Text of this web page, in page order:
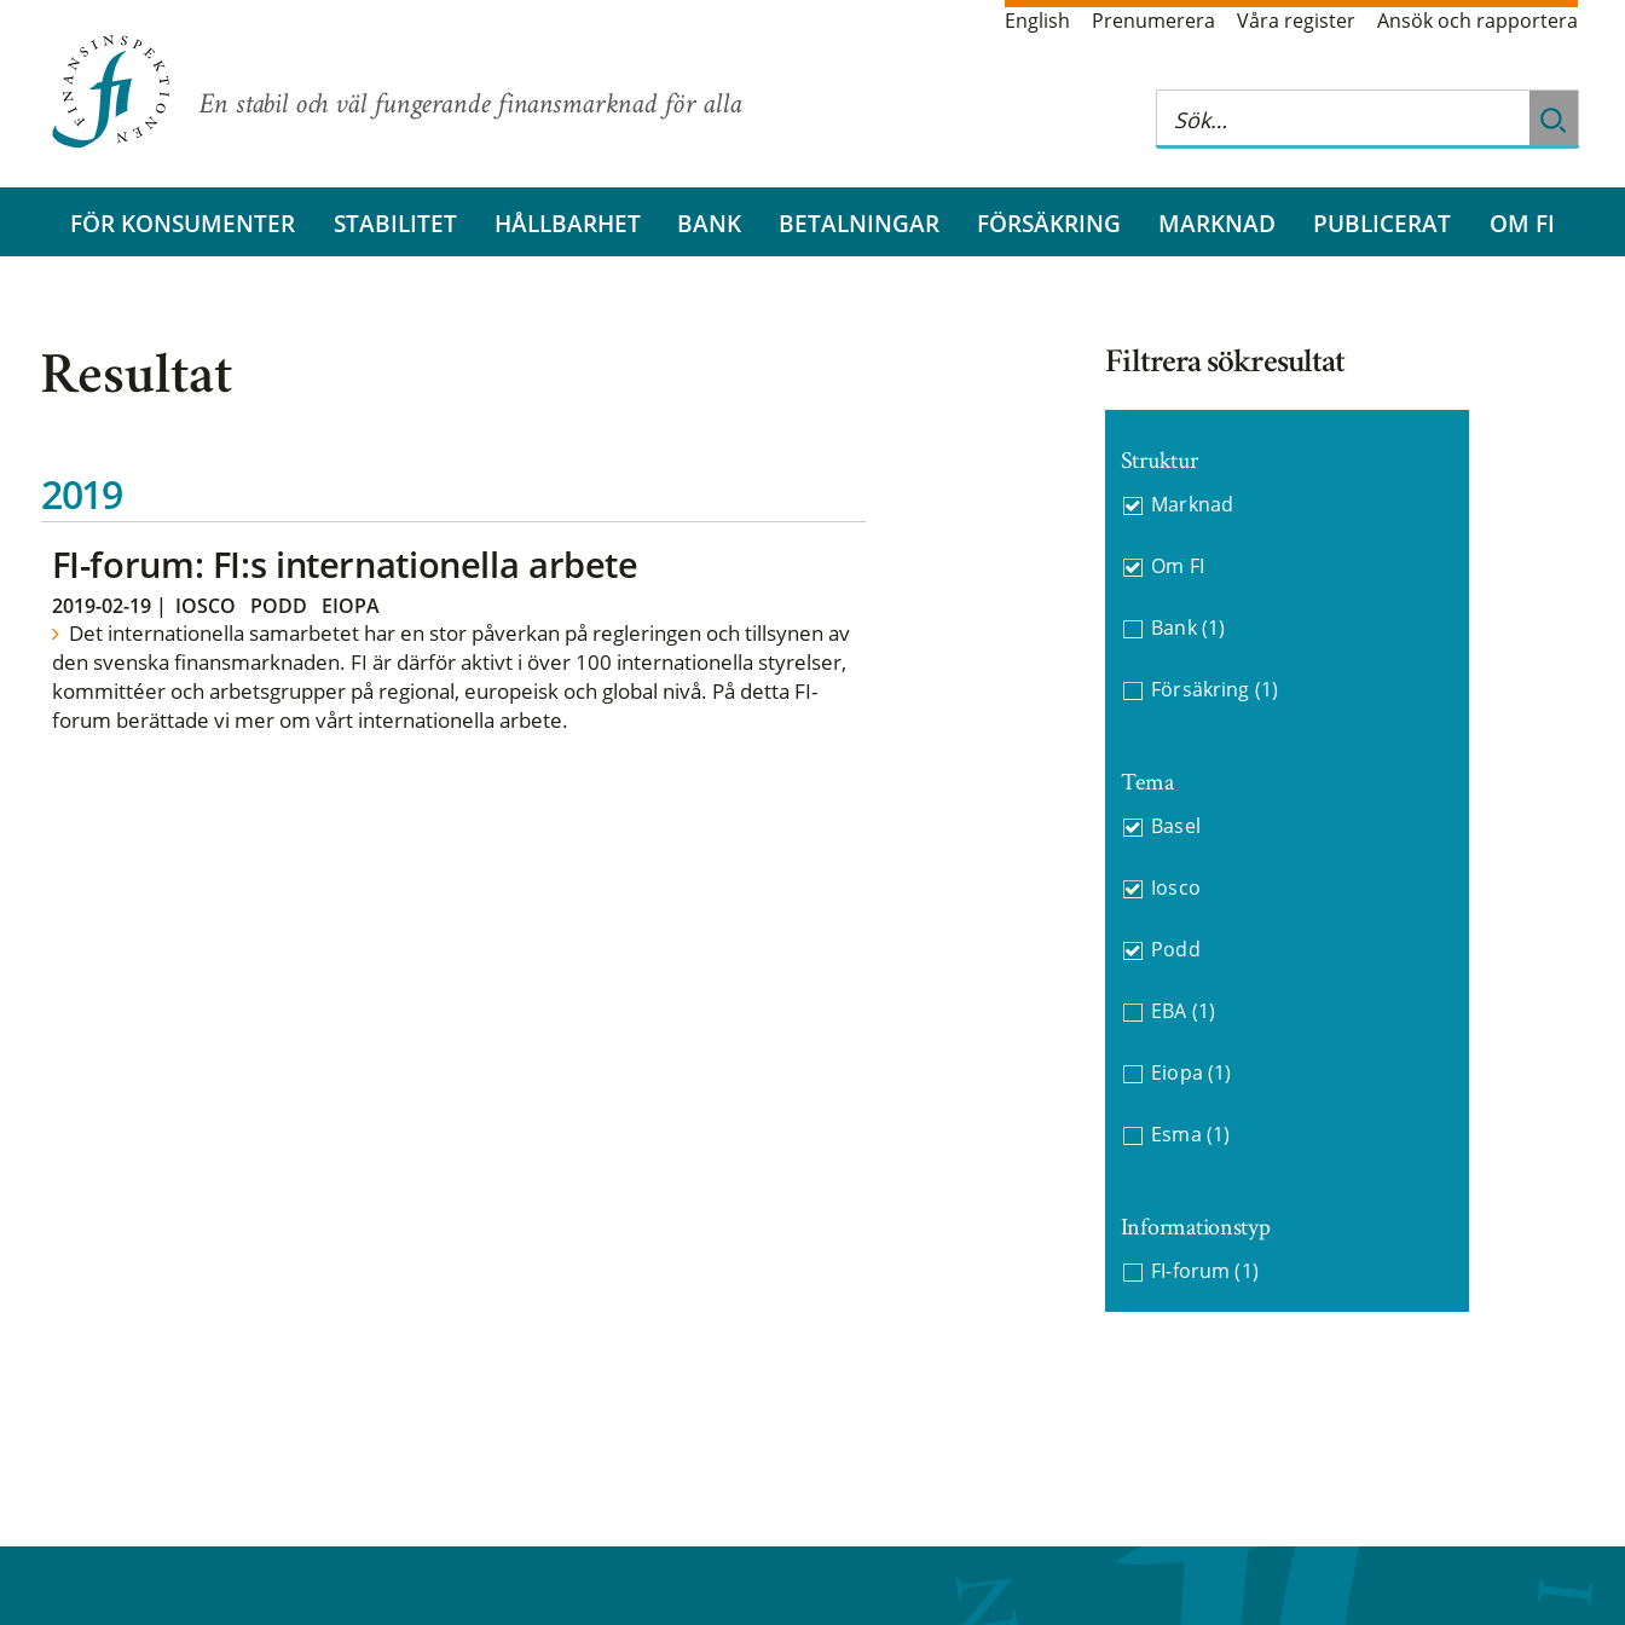
En stabil och väl fungerande finansmarknad för alla
English Prenumerera Våra register Ansök och rapportera
FÖR KONSUMENTER STABILITET HÅLLBARHET BANK BETALNINGAR FÖRSÄKRING MARKNAD PUBLICERAT OM FI
Resultat
2019
FI-forum: FI:s internationella arbete
2019-02-19| IOSCO PODD EIOPA
Det internationella samarbetet har en stor påverkan på regleringen och tillsynen av
den svenska finansmarknaden. FI är därför aktivt i över 100 internationella styrelser,
kommittéer och arbetsgrupper på regional, europeisk och global nivå. På detta FI-
forum berättade vi mer om vårt internationella arbete.
Filtrera sökresultat
Struktur
Marknad
Om FI
Bank (1)
Försäkring (1)
Tema
Basel
Iosco
Podd
EBA (1)
Eiopa (1)
Esma (1)
Informationstyp
FI-forum (1)